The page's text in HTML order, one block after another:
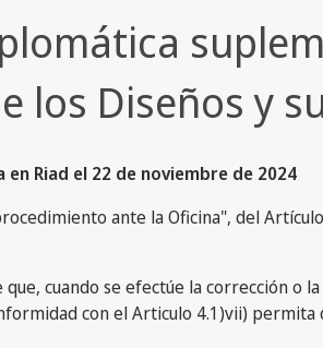
los Diseños y
Riad el 22 de noviembre de 2024
ante la Oficina", del
cuando se efectúe la corrección o
con el Articulo 4.1)vii)